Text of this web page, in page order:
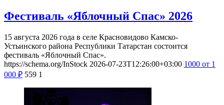
Фестиваль «Яблочный Спас» 2026
15 августа 2026 года в селе Красновидово Камско-
Устьинского района Республики Татарстан состоится
фестиваль «Яблочный Спас».
https://schema.org/InStock 2026-07-23T12:26:00+03:00 1000 от 1
000 ₽ 559 1